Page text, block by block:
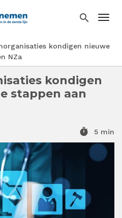
search
kondigen nieuwe
NZa
kondigen
stappen aan
timer 5 min